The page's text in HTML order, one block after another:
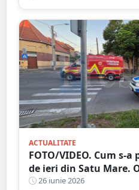
ACTUALITATE
FOTO/VIDEO. Cum s-
de ieri din Satu Mare.
spital
26 iunie 2026